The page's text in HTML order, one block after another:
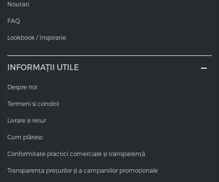
Noutati
FAQ
Lookbook / Inspiratie
INFORMAȚII UTILE
Despre noi
Termeni si conditii
Livrare si retur
Cum plătesc
Conformitate practici comerciale și transparență
Transparența prețurilor și a campaniilor promoționale